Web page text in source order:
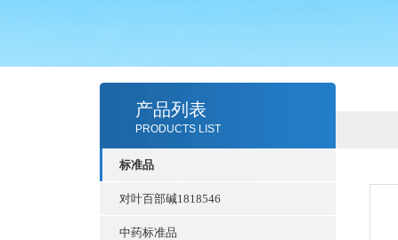
产品列表
PRODUCTS LIST
标准品
对叶百部碱1818546
中药标准品